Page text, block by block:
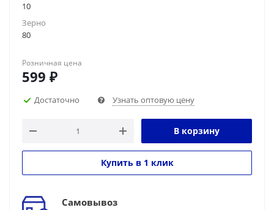
10
Зерно
80
Розничная цена
599 ₽
Достаточно Узнать оптовую цену
В корзину
Купить в 1 клик
Самовывоз